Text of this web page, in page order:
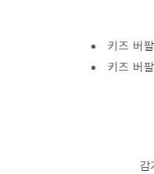
키즈 버
키즈 버
감